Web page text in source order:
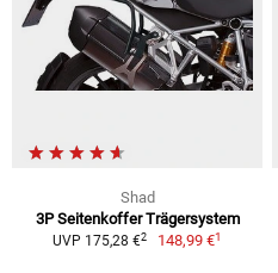
Shad
3P Seitenkoffer Trägersystem
UVP 175,28 €2 148,99 €1